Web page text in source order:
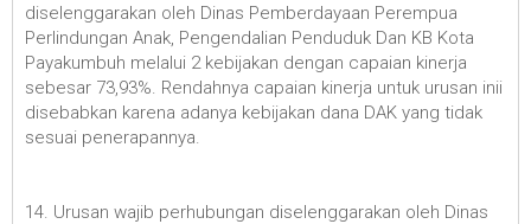
diselenggarakan oleh Dinas Pemberdayaan Perempua
Perlindungan Anak, Pengendalian Penduduk Dan KB Kota
Payakumbuh melalui 2 kebijakan dengan capaian kinerja
sebesar 73,93%. Rendahnya capaian kinerja untuk urusan inii
disebabkan karena adanya kebijakan dana DAK yang tidak
sesuai penerapannya.
14. Urusan wajib perhubungan diselenggarakan oleh Dinas